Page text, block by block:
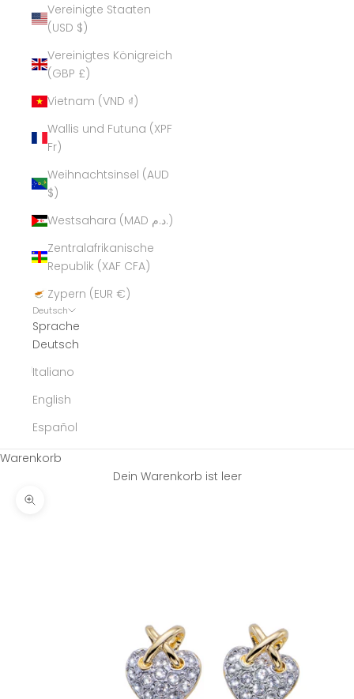
Vereinigte Staaten
(USD $)
Vereinigtes Königreich
(GBP £)
Vietnam (VND ₫)
Wallis und Futuna (XPF
Fr)
Weihnachtsinsel (AUD
$)
Westsahara (MAD د.م.)
Zentralafrikanische
Republik (XAF CFA)
Zypern (EUR €)
Deutsch
Sprache
Deutsch
Italiano
English
Español
Warenkorb
Dein Warenkorb ist leer
Bild vergrößern